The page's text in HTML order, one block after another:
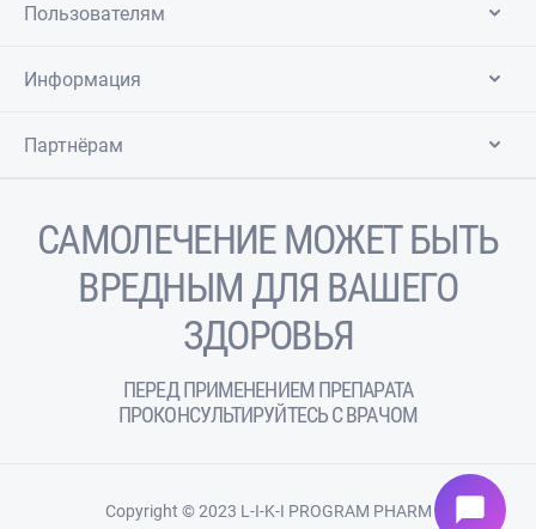
Пользователям
Информация
Партнёрам
САМОЛЕЧЕНИЕ МОЖЕТ БЫТЬ
ВРЕДНЫМ ДЛЯ ВАШЕГО
ЗДОРОВЬЯ
ПЕРЕД ПРИМЕНЕНИЕМ ПРЕПАРАТА
ПРОКОНСУЛЬТИРУЙТЕСЬ С ВРАЧОМ
Copyright © 2023 L-I-K-I PROGRAM PHARM chat_bubble